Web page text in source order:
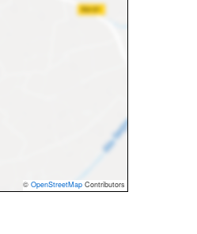
© OpenStreetMap Contributors